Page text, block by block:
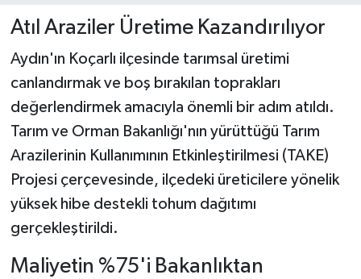
Atıl Araziler Üretime Kazandırılıyor
Aydın'ın Koçarlı ilçesinde tarımsal üretimi
canlandırmak ve boş bırakılan toprakları
değerlendirmek amacıyla önemli bir adım atıldı.
Tarım ve Orman Bakanlığı'nın yürüttüğü Tarım
Arazilerinin Kullanımının Etkinleştirilmesi (TAKE)
Projesi çerçevesinde, ilçedeki üreticilere yönelik
yüksek hibe destekli tohum dağıtımı
gerçekleştirildi.
Maliyetin %75'i Bakanlıktan